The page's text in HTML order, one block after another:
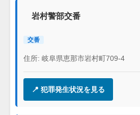
岩村警部交番
交番
住所: 岐阜県恵那市岩村町709-4
📍 犯罪発生状況を見る